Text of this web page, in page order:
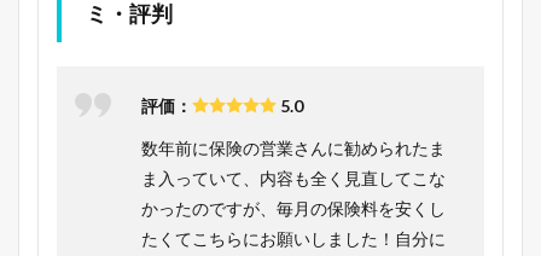
ミ・評判
評価： 5.0
数年前に保険の営業さんに勧められたま
ま入っていて、内容も全く見直してこな
かったのですが、毎月の保険料を安くし
たくてこちらにお願いしました！自分に